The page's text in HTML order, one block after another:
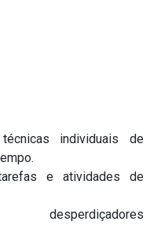
individuais de
e atividades de
desperdiçadores